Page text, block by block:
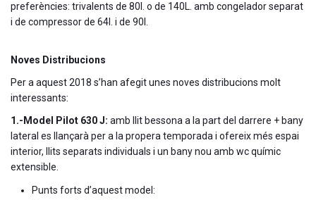
preferències: trivalents de 80l. o de 140L. amb congelador separat
i de compressor de 64l. i de 90l.
Noves Distribucions
Per a aquest 2018 s’han afegit unes noves distribucions molt
interessants:
1.-Model Pilot 630 J: amb llit bessona a la part del darrere + bany
lateral es llançarà per a la propera temporada i ofereix més espai
interior, llits separats individuals i un bany nou amb wc químic
extensible.
Punts forts d’aquest model: